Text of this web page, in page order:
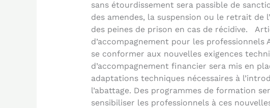
sans étourdissement sera passible de
des amendes, la suspension ou le retrait de
des peines de prison en cas de récidive.
d’accompagnement pour les
se conformer aux nouvelles exigences
d’accompagnement financier sera mis en
adaptations techniques nécessaires à
l’abattage. Des programmes de formation
sensibiliser les professionnels à ces